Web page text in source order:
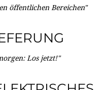
öffentlichen Bereichen"
Los jetzt!"